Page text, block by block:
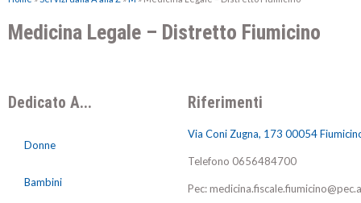
Medicina Legale – Distretto Fiumicino
Dedicato A...
Donne
Bambini
Riferimenti
Via Coni Zugna, 173 00054
Telefono 0656484700
Pec: